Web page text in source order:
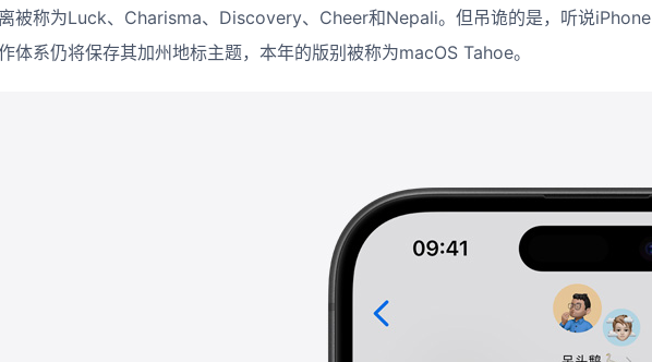
被称为Luck、Charisma、Discovery、Cheer和Nepali。但吊诡的是，听说iPhone
体系仍将保存其加州地标主题，本年的版别被称为macOS Tahoe。